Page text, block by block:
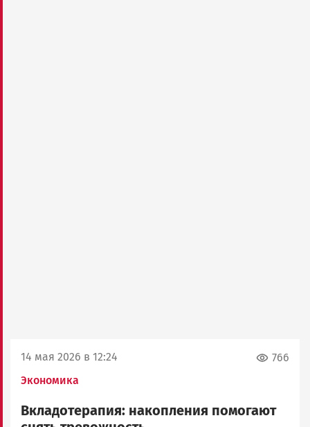
14 мая 2026 в 12:24
Экономика
766
Вкладотерапия: накопления помогают